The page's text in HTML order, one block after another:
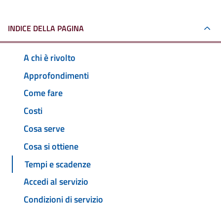
INDICE DELLA PAGINA
A chi è rivolto
Approfondimenti
Come fare
Costi
Cosa serve
Cosa si ottiene
Tempi e scadenze
Accedi al servizio
Condizioni di servizio